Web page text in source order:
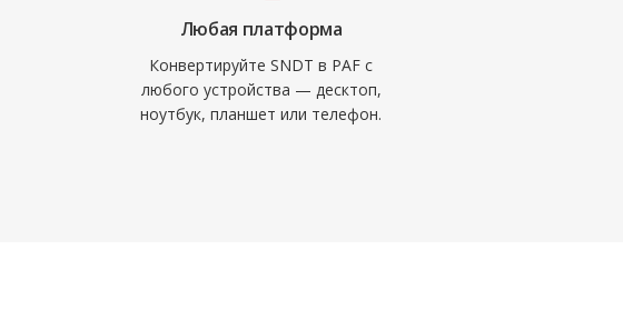
Любая платформа
Конвертируйте SNDT в PAF с
любого устройства — десктоп,
ноутбук, планшет или телефон.